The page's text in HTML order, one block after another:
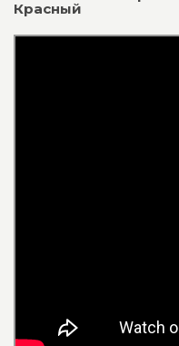
Красный